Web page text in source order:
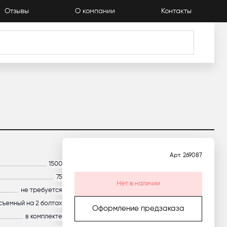
Отзывы О компании Контакты
1500
75
не требуется
на 2 болтах
в комплекте
Арт. 269087
Нет в наличии
Оформление предзаказа